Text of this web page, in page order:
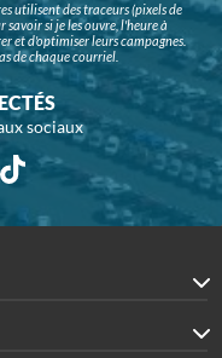
utilisent des traceurs (pixels de
savoir si je les ouvre, l'heure à
et d'optimiser leurs campagnes.
de chaque courriel.
sociaux